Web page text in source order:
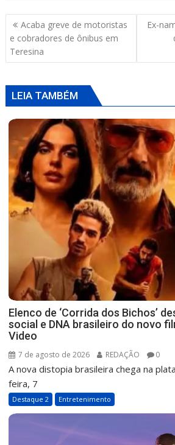
Navegação
de
Post
Acaba greve de motoristas
e cobradores de ônibus em
Teresina
Ex-
LEIA TAMBÉM
Elenco de ‘Corrida dos Bichos’
social e DNA brasileiro do novo
Video
7 de agosto de 2026 REDAÇÃO 0
A nova distopia brasileira chega na
feira, 7
Destaque 2 Entretenimento